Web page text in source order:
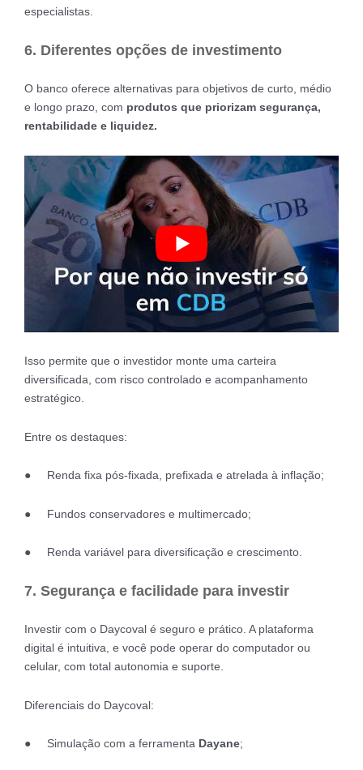
especialistas.
6. Diferentes opções de investimento
O banco oferece alternativas para objetivos de curto, médio
e longo prazo, com produtos que priorizam segurança,
rentabilidade e liquidez.
Isso permite que o investidor monte uma carteira
diversificada, com risco controlado e acompanhamento
estratégico.
Entre os destaques:
● Renda fixa pós-fixada, prefixada e atrelada à inflação;
● Fundos conservadores e multimercado;
● Renda variável para diversificação e crescimento.
7. Segurança e facilidade para investir
Investir com o Daycoval é seguro e prático. A plataforma
digital é intuitiva, e você pode operar do computador ou
celular, com total autonomia e suporte.
Diferenciais do Daycoval:
● Simulação com a ferramenta Dayane;